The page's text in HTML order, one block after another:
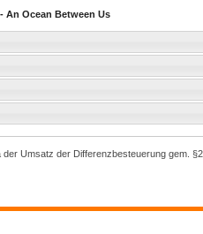
An Ocean Between Us
Umsatz der Differenzbesteuerung gem.